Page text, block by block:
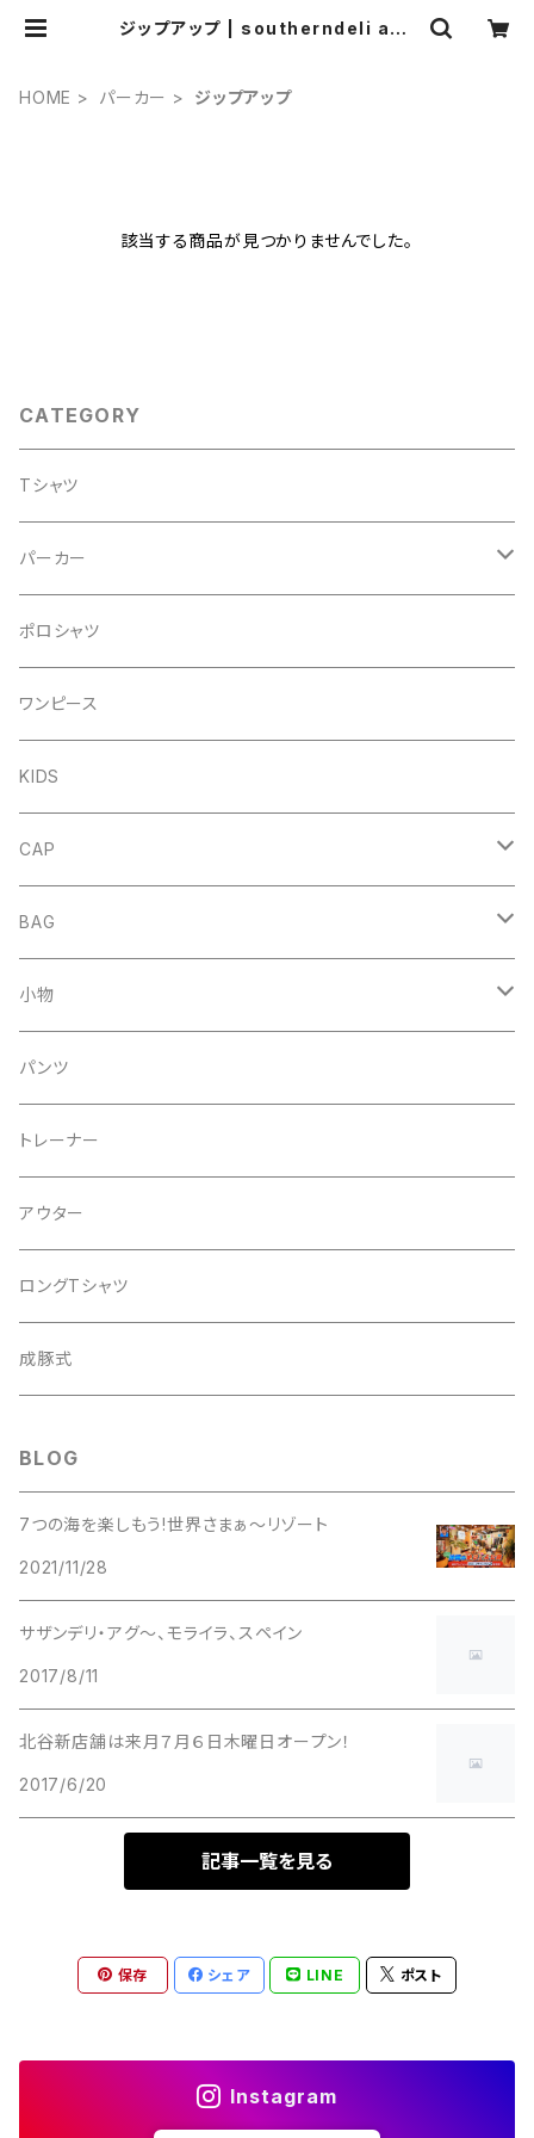
ジップアップ | southerndeli ago
HOME パーカー ジップアップ
該当する商品が見つかりませんでした。
CATEGORY
Tシャツ
パーカー
プルオーバー
DENIM
FRENCH
ジップアップ
DENIM
FRENCH
ポロシャツ
ワンピース
KIDS
CAP
HAT
MESH CAP
BASEBALL CAP
２tone
PIGMENT
BAG
DENIM
COTTON
２WAY
SHOLDER
小物
キーホルダー
パンツ
トレーナー
アウター
ロングTシャツ
成豚式
BLOG
7つの海を楽しもう!世界さまぁ〜リゾート
2021/11/28
サザンデリ・アグ〜、モライラ、スペイン
2017/8/11
北谷新店舗は来月７月６日木曜日オープン！
2017/6/20
記事一覧を見る
保存 シェア LINE ポスト
Instagram